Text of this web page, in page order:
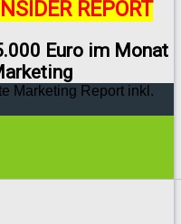
REPORT
Euro im Monat
Marketing Report inkl.